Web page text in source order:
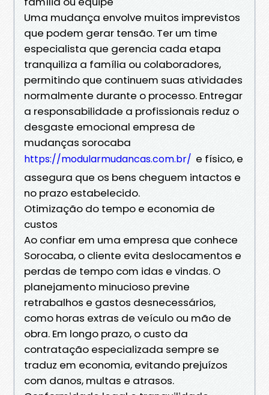
Uma mudança envolve muitos imprevistos
que podem gerar tensão. Ter um time
especialista que gerencia cada etapa
tranquiliza a família ou colaboradores,
permitindo que continuem suas atividades
normalmente durante o processo. Entregar
a responsabilidade a profissionais reduz o
desgaste emocional empresa de
mudanças sorocaba
https://modularmudancas.com.br/ e físico, e
assegura que os bens cheguem intactos e
no prazo estabelecido.
Otimização do tempo e economia de
custos
Ao confiar em uma empresa que conhece
Sorocaba, o cliente evita deslocamentos e
perdas de tempo com idas e vindas. O
planejamento minucioso previne
retrabalhos e gastos desnecessários,
como horas extras de veículo ou mão de
obra. Em longo prazo, o custo da
contratação especializada sempre se
traduz em economia, evitando prejuízos
com danos, multas e atrasos.